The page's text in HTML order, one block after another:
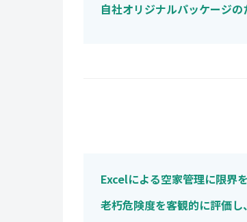
自社オリジナルパッケージ
Excelによる空家管理に限界
老朽危険度を客観的に評価